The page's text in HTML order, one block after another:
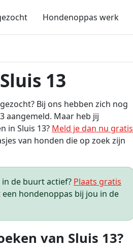
Hondenoppas werk
13
Bij ons hebben zich nog
aangemeld. Maar heb jij
in Sluis 13? Meld je dan nu gratis
van honden die op zoek zijn
de buurt actief? Plaats gratis
een hondenoppas bij jou in de
van Sluis 13?